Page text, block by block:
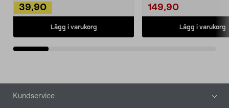
39,90
Lägg i varukorg
149,90
Lägg i varukorg
Sidfot
Kundservice